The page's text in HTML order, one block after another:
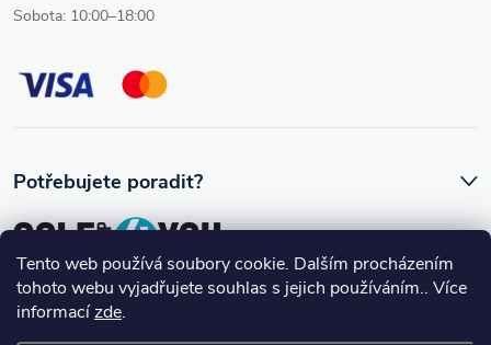
Tento web používá soubory cookie. Dalším procházením
tohoto webu vyjadřujete souhlas s jejich používáním.. Více
informacízde.
Sobota: 10:00–18:00
Potřebujete poradit?
Ozve se vám skutečný člověk, který golfovému vybavení rozumí.